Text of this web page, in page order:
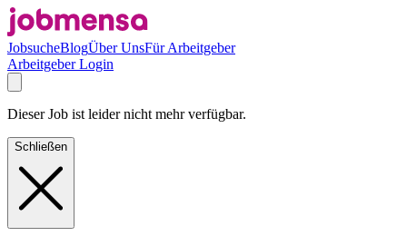
JobsucheBlogÜber UnsFür Arbeitgeber
Arbeitgeber Login
Dieser Job ist leider nicht mehr verfügbar.
Schließen